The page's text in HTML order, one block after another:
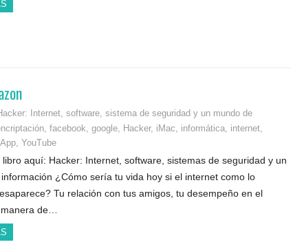
Internet, software, sistema de seguridad y un mundo de
, facebook, google, Hacker, iMac, informática, internet,
, YouTube
libro aquí: Hacker: Internet, software, sistemas de seguridad y un
¿Cómo sería tu vida hoy si el internet como lo
Tu relación con tus amigos, tu desempeño en el
de…